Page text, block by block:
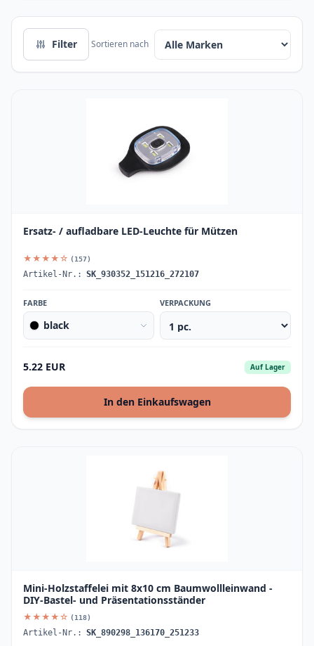
Filter Sortieren nach
Ersatz- / aufladbare LED-Leuchte für Mützen
★★★★☆ (157)
Artikel-Nr.: SK_930352_151216_272107
FARBE
black
VERPACKUNG
5.22 EUR Auf Lager
In den Einkaufswagen
Mini-Holzstaffelei mit 8x10 cm Baumwollleinwand -
DIY-Bastel- und Präsentationsständer
★★★★☆ (118)
Artikel-Nr.: SK_890298_136170_251233